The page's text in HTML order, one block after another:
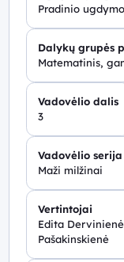
Pradinio
Dalykų grupės
Matematinis,
Vadovėlio dalis
3
Vadovėlio serija
Maži milžinai
Vertintojai
Edita
Pašakinskienė